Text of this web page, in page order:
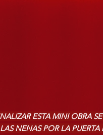
ESTA MINI OBRA
NENAS POR LA